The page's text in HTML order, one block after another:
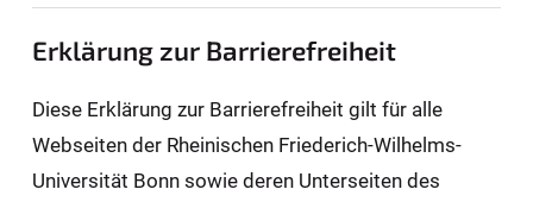
Erklärung zur Barrierefreiheit
Diese Erklärung zur Barrierefreiheit gilt für alle
Webseiten der Rheinischen Friederich-Wilhelms-
Universität Bonn sowie deren Unterseiten des